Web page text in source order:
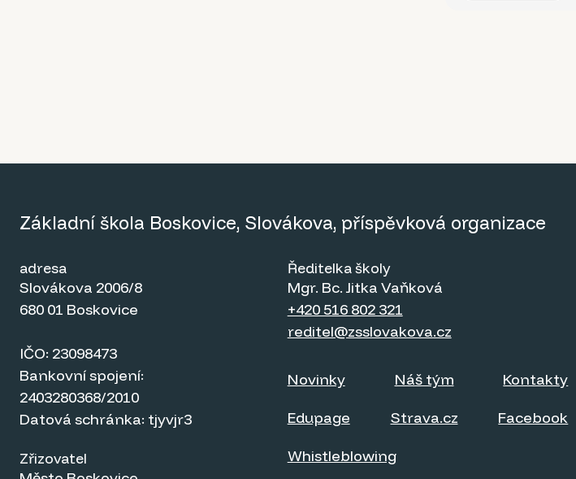
Základní škola Boskovice, Slovákova, příspěvková organizace
adresa
Slovákova 2006/8
680 01 Boskovice
IČO: 23098473
Bankovní spojení:
2403280368/2010
Datová schránka: tjyvjr3
Zřizovatel
Ředitelka školy
Mgr. Bc. Jitka Vaňková
+420 516 802 321
reditel@zsslovakova.cz
Novinky Náš tým Kontakty
Edupage Strava.cz Facebook
Whistleblowing